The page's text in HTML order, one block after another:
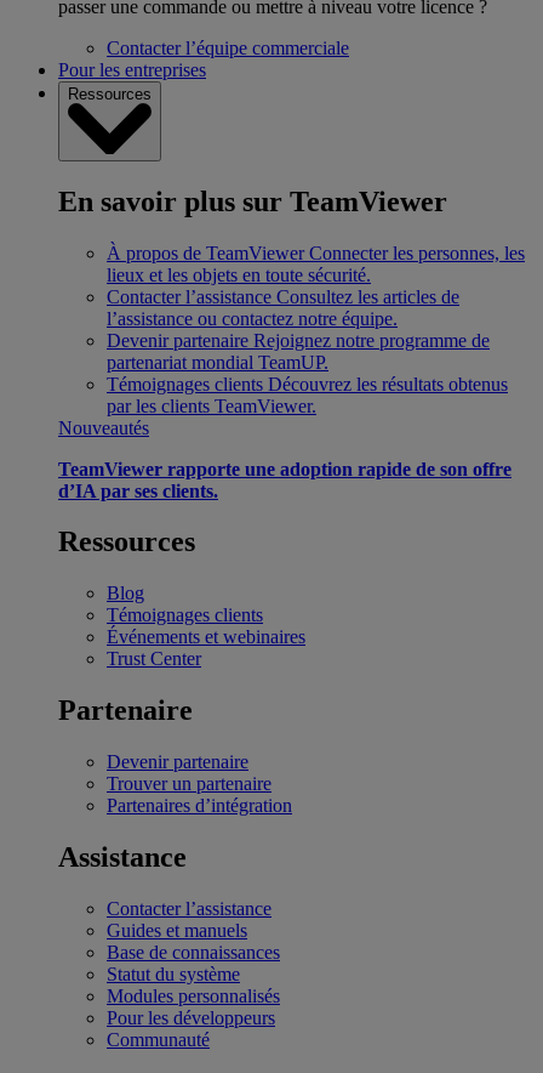
passer une commande ou mettre à niveau votre licence ?
Contacter l’équipe commerciale
Pour les entreprises
Ressources
En savoir plus sur TeamViewer
À propos de TeamViewer Connecter les personnes, les
lieux et les objets en toute sécurité.
Contacter l’assistance Consultez les articles de
l’assistance ou contactez notre équipe.
Devenir partenaire Rejoignez notre programme de
partenariat mondial TeamUP.
Témoignages clients Découvrez les résultats obtenus
par les clients TeamViewer.
Nouveautés
TeamViewer rapporte une adoption rapide de son offre
d’IA par ses clients.
Ressources
Blog
Témoignages clients
Événements et webinaires
Trust Center
Partenaire
Devenir partenaire
Trouver un partenaire
Partenaires d’intégration
Assistance
Contacter l’assistance
Guides et manuels
Base de connaissances
Statut du système
Modules personnalisés
Pour les développeurs
Communauté